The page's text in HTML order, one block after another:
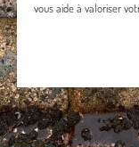
vous aide à valoriser